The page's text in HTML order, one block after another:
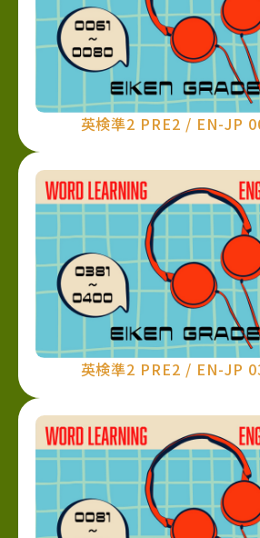
英検準2 PRE2 / EN-JP
英検準2 PRE2 / EN-JP